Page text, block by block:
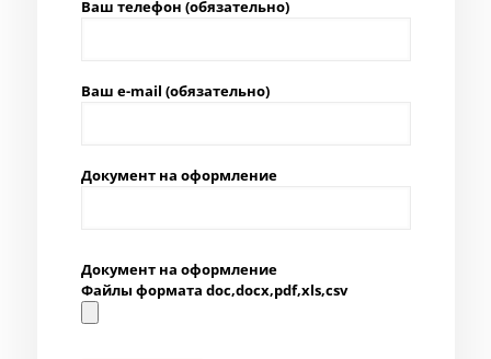
Ваш телефон (обязательно)
Ваш e-mail (обязательно)
Документ на оформление
Документ на оформление
Файлы формата doc,docx,pdf,xls,csv